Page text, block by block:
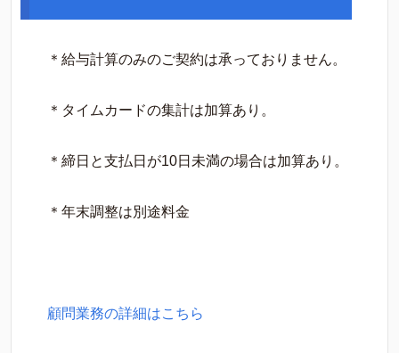
＊給与計算のみのご契約は承っておりません。
＊タイムカードの集計は加算あり。
＊締日と支払日が10日未満の場合は加算あり。
＊年末調整は別途料金
顧問業務の詳細はこちら